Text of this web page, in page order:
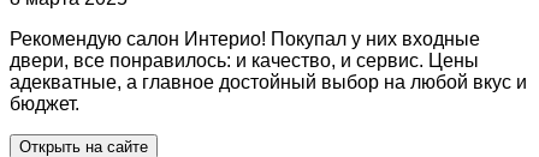
Рекомендую салон Интерио! Покупал у них входные
двери, все понравилось: и качество, и сервис. Цены
адекватные, а главное достойный выбор на любой вкус и
бюджет.
Открыть на сайте